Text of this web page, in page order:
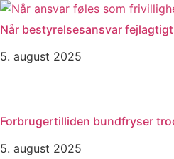
Videre
til
Når bestyrelsesansvar
5. august 2025
Forbrugertilliden bundfryser
5. august 2025